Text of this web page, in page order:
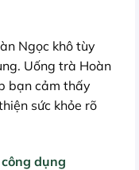
Ngọc khô tùy
Uống trà Hoàn
bạn cảm thấy
sức khỏe rõ
dụng